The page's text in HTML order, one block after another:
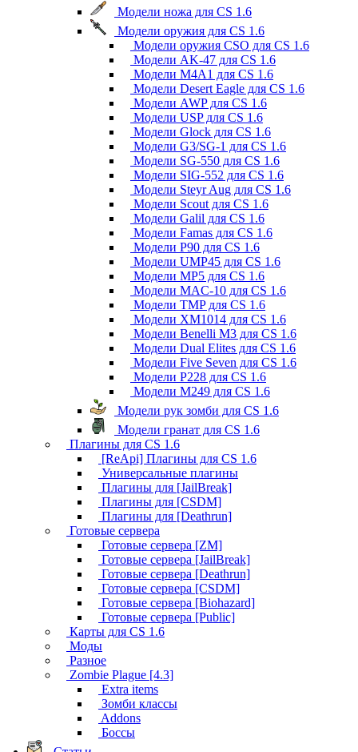
Модели ножа для CS 1.6
Модели оружия для CS 1.6
Модели оружия CSO для CS 1.6
Модели AK-47 для CS 1.6
Модели M4A1 для CS 1.6
Модели Desert Eagle для CS 1.6
Модели AWP для CS 1.6
Модели USP для CS 1.6
Модели Glock для CS 1.6
Модели G3/SG-1 для CS 1.6
Модели SG-550 для CS 1.6
Модели SIG-552 для CS 1.6
Модели Steyr Aug для CS 1.6
Модели Scout для CS 1.6
Модели Galil для CS 1.6
Модели Famas для CS 1.6
Модели P90 для CS 1.6
Модели UMP45 для CS 1.6
Модели MP5 для CS 1.6
Модели MAC-10 для CS 1.6
Модели TMP для CS 1.6
Модели XM1014 для CS 1.6
Модели Benelli M3 для CS 1.6
Модели Dual Elites для CS 1.6
Модели Five Seven для CS 1.6
Модели P228 для CS 1.6
Модели M249 для CS 1.6
Модели рук зомби для CS 1.6
Модели гранат для CS 1.6
Плагины для CS 1.6
[ReApi] Плагины для CS 1.6
Универсальные плагины
Плагины для [JailBreak]
Плагины для [CSDM]
Плагины для [Deathrun]
Готовые сервера
Готовые сервера [ZM]
Готовые сервера [JailBreak]
Готовые сервера [Deathrun]
Готовые сервера [CSDM]
Готовые сервера [Biohazard]
Готовые сервера [Public]
Карты для CS 1.6
Моды
Разное
Zombie Plague [4.3]
Extra items
Зомби классы
Addons
Боссы